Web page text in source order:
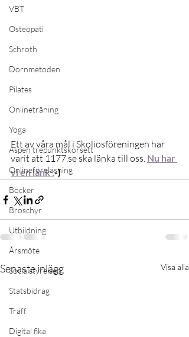
VBT
Osteopati
Schroth
Dornmetoden
Pilates
Onlineträning
Yoga
Aspen trepunktskorsett
Onlineföreläsning
Böcker
Broschyr
Utbildning
Årsmöte
Socialstyrelsen
Statsbidrag
Träff
Digital fika
Ett av våra mål i Skoliosföreningen har
varit att 1177.se ska länka till oss. Nu har
vi en länk :-)
Senaste inlägg Visa alla